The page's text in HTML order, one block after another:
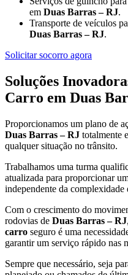
em Duas Barras – RJ.
Transporte de veículos
Duas Barras – RJ.
Solicitar socorro agora
Soluções
Carro em Duas
Proporcionamos um plano de
Duas Barras – RJ totalmente
qualquer situação no trânsito.
Trabalhamos uma turma
atualizada para proporcionar
independente da complexidade
Com o crescimento do
rodovias de Duas Barras – RJ
carro seguro é uma
garantir um serviço rápido nas
Sempre que necessário, seja